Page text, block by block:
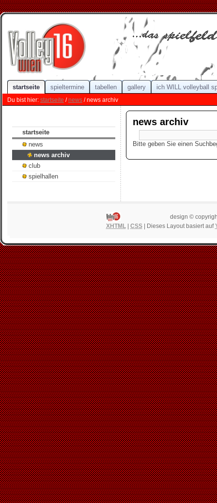
startseite spieltermine tabellen gallery ich WILL volleyball
Du bist hier: startseite /news / news archiv
startseite
news
news archiv
club
spielhallen
news archiv
Bitte geben Sie einen
design ©
XHTML| CSS| Dieses Layout basiert auf